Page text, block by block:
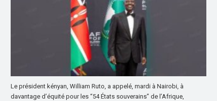
Le président kényan, William Ruto, a appelé, mardi à Nairobi, à
davantage d’équité pour les “54 États souverains” de l’Afrique,